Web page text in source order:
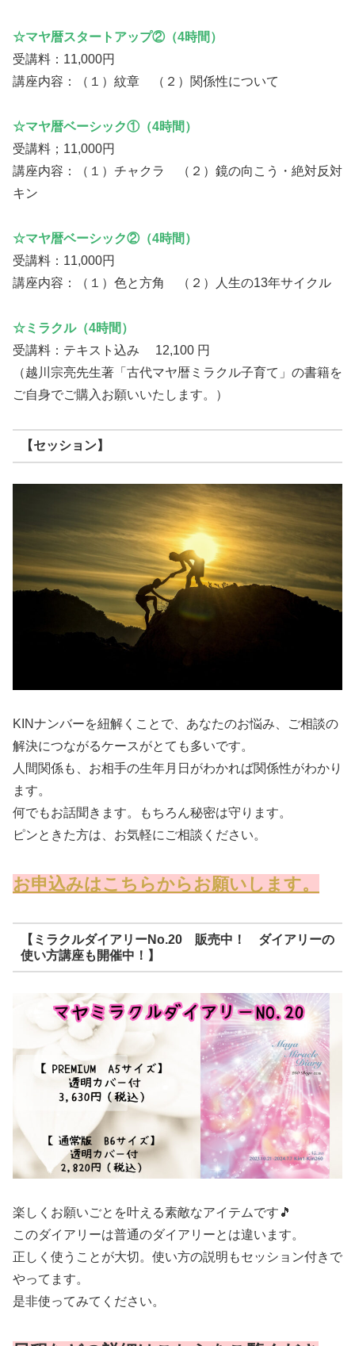
☆マヤ暦スタートアップ②（4時間）
受講料：11,000円
講座内容：（１）紋章 （２）関係性について
☆マヤ暦ベーシック①（4時間）
受講料；11,000円
講座内容：（１）チャクラ （２）鏡の向こう・絶対反対
キン
☆マヤ暦ベーシック②（4時間）
受講料：11,000円
講座内容：（１）色と方角 （２）人生の13年サイクル
☆ミラクル（4時間）
受講料：テキスト込み 12,100 円
（越川宗亮先生著「古代マヤ暦ミラクル子育て」の書籍を
ご自身でご購入お願いいたします。）
【セッション】
KINナンバーを紐解くことで、あなたのお悩み、ご相談の
解決につながるケースがとても多いです。
人間関係も、お相手の生年月日がわかれば関係性がわかり
ます。
何でもお話聞きます。もちろん秘密は守ります。
ピンときた方は、お気軽にご相談ください。
お申込みはこちらからお願いします。
【ミラクルダイアリーNo.20 販売中！ ダイアリーの
使い方講座も開催中！】
楽しくお願いごとを叶える素敵なアイテムです🎵
このダイアリーは普通のダイアリーとは違います。
正しく使うことが大切。使い方の説明もセッション付きで
やってます。
是非使ってみてください。